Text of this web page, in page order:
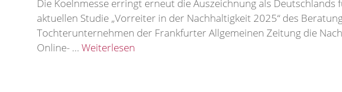
Die Koelnmesse erringt erneut die Auszeichnung als
aktuellen Studie „Vorreiter in der Nachhaltigkeit 2025“ des
Tochterunternehmen der Frankfurter Allgemeinen Zeitung die
Online- … Weiterlesen